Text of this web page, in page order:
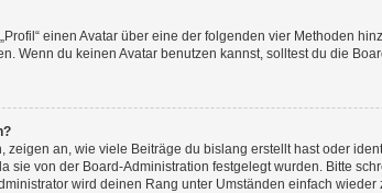
einen Avatar über eine der folgenden vier Methoden
Wenn du keinen Avatar benutzen kannst, solltest du die
an, wie viele Beiträge du bislang erstellt hast oder
sie von der Board-Administration festgelegt wurden. Bitte
wird deinen Rang unter Umständen einfach wieder